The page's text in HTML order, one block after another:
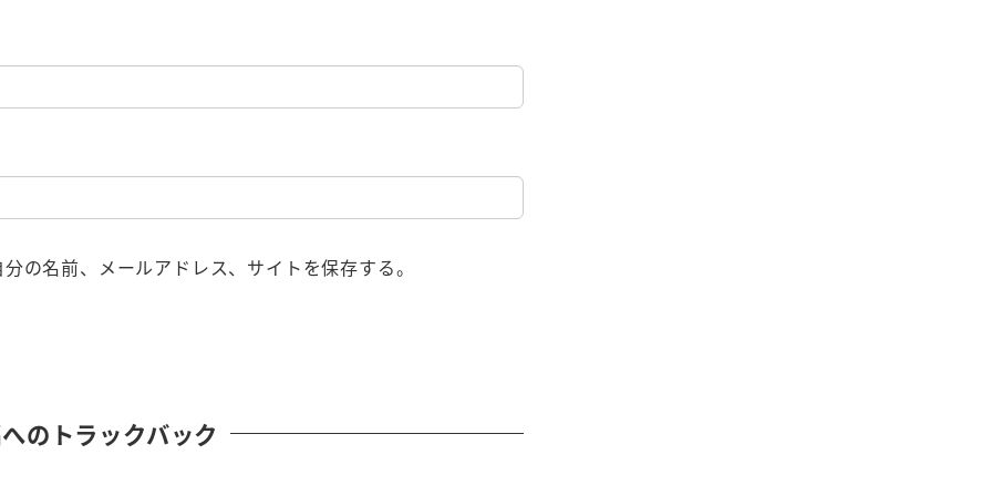
の名前、メールアドレス、サイトを保存する。
のトラックバック